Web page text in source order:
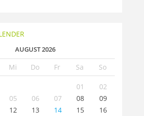
AUGUST 2026
Mi Do Fr Sa So
01
02
05 06 07 08
09
12 13 14 15
16